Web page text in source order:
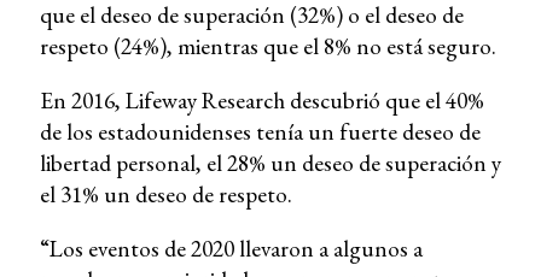
que el deseo de superación (32%) o el deseo de
respeto (24%), mientras que el 8% no está seguro.
En 2016, Lifeway Research descubrió que el 40%
de los estadounidenses tenía un fuerte deseo de
libertad personal, el 28% un deseo de superación y
el 31% un deseo de respeto.
“Los eventos de 2020 llevaron a algunos a